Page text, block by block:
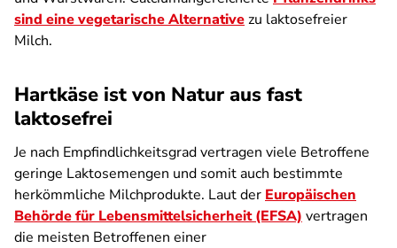
sind eine vegetarische Alternativezu laktosefreier
Milch.
Hartkäse ist von Natur aus fast
laktosefrei
Je nach Empfindlichkeitsgrad vertragen viele Betroffene
geringe Laktosemengen und somit auch bestimmte
herkömmliche Milchprodukte. Laut der Europäischen
Behörde für Lebensmittelsicherheit (EFSA) vertragen
die meisten Betroffenen einer